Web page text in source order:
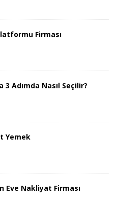
Firması
Adımda Nasıl Seçilir?
Yemek
Eve Nakliyat Firması